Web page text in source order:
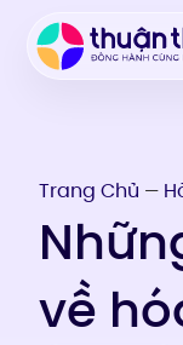
Trang Chủ —
về